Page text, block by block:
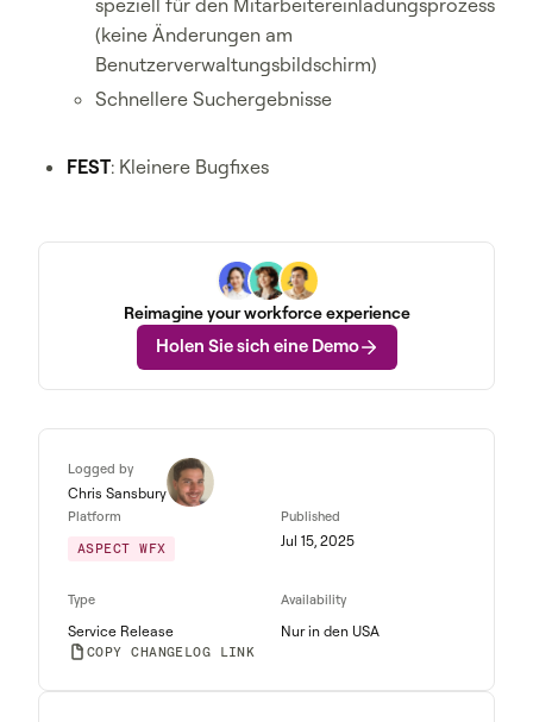
(keine Änderungen am
Benutzerverwaltungsbildschirm)
Schnellere Suchergebnisse
FEST: Kleinere Bugfixes
Reimagine your workforce experience
Holen Sie sich eine Demo
Logged by
Chris Sansbury
Platform
ASPECT WFX
Published
Jul 15, 2025
Type
Service Release
Availability
Nur in den USA
COPY CHANGELOG LINK